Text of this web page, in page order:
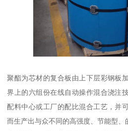
聚酯为芯材的复合板由上下层彩钢板
界上的六组份在线自动操作混合浇注
配料中心或工厂的配比混合工艺，并
而生产出与众不同的高强度、节能型、